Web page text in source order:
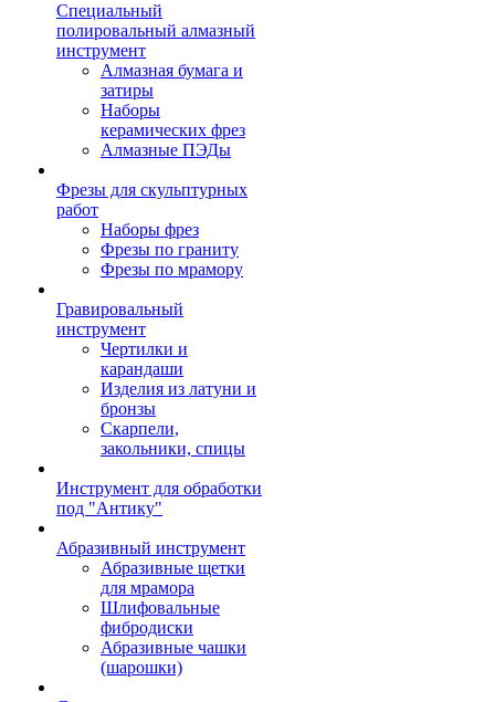
Специальный
полировальный алмазный
инструмент
Алмазная бумага и
затиры
Наборы
керамических фрез
Алмазные ПЭДы
Фрезы для скульптурных
работ
Наборы фрез
Фрезы по граниту
Фрезы по мрамору
Гравировальный
инструмент
Чертилки и
карандаши
Изделия из латуни и
бронзы
Скарпели,
закольники, спицы
Инструмент для обработки
под "Антику"
Абразивный инструмент
Абразивные щетки
для мрамора
Шлифовальные
фибродиски
Абразивные чашки
(шарошки)